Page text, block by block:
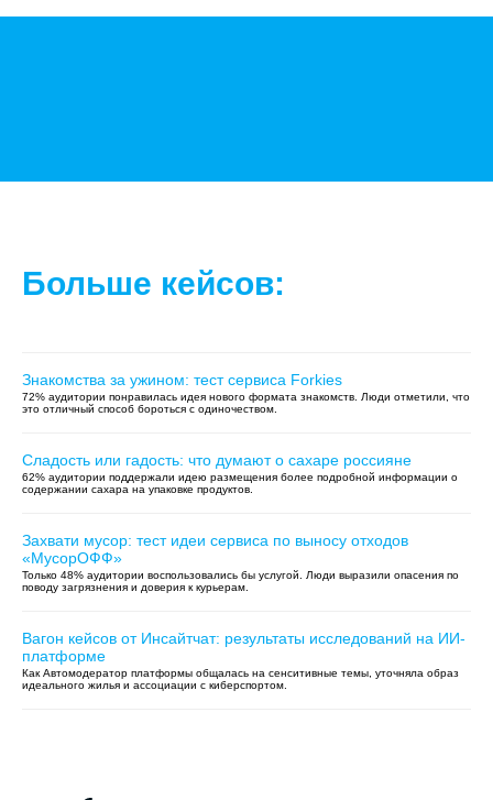
Больше кейсов:
Знакомства за ужином: тест сервиса Forkies
72% аудитории понравилась идея нового формата знакомств. Люди отметили, что
это отличный способ бороться с одиночеством.
Сладость или гадость: что думают о сахаре россияне
62% аудитории поддержали идею размещения более подробной информации о
содержании сахара на упаковке продуктов.
Захвати мусор: тест идеи сервиса по выносу отходов
«МусорОФФ»
Только 48% аудитории воспользовались бы услугой. Люди выразили опасения по
поводу загрязнения и доверия к курьерам.
Вагон кейсов от Инсайтчат: результаты исследований на ИИ-
платформе
Как Автомодератор платформы общалась на сенситивные темы, уточняла образ
идеального жилья и ассоциации с киберспортом.